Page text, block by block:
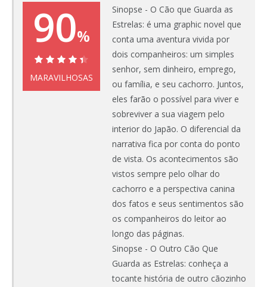
90%
90%
MARAVILHOSAS
Sinopse - O Cão que Guarda as
Estrelas: é uma graphic novel que
conta uma aventura vivida por
dois companheiros: um simples
senhor, sem dinheiro, emprego,
ou família, e seu cachorro. Juntos,
eles farão o possível para viver e
sobreviver a sua viagem pelo
interior do Japão. O diferencial da
narrativa fica por conta do ponto
de vista. Os acontecimentos são
vistos sempre pelo olhar do
cachorro e a perspectiva canina
dos fatos e seus sentimentos são
os companheiros do leitor ao
longo das páginas.
Sinopse - O Outro Cão Que
Guarda as Estrelas: conheça a
tocante história de outro cãozinho